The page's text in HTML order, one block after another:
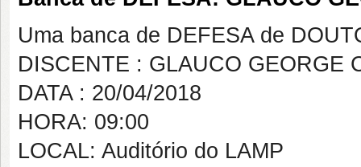
Uma banca de DEFESA de
DISCENTE : GLAUCO GEORGE
DATA : 20/04/2018
HORA: 09:00
LOCAL: Auditório do LAMP